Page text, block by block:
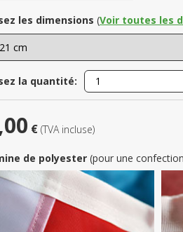
les dimensions (Voir toutes les
la quantité:
€ (TVA incluse)
de polyester (pour une